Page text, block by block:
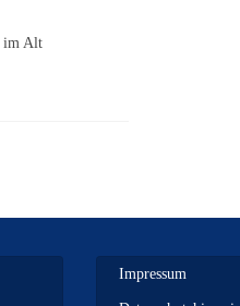
im Alt
Impressum